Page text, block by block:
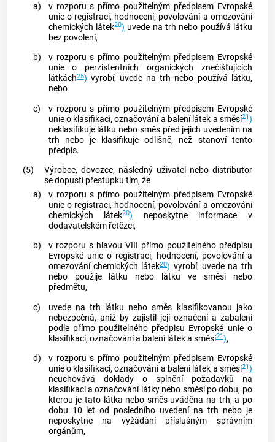
a)
v rozporu s přímo použitelným předpisem Evropské
unie o registraci, hodnocení, povolování a omezování
chemických látek20) uvede na trh nebo používá látku
bez povolení,
b)
v rozporu s přímo použitelným předpisem Evropské
unie o perzistentních organických znečišťujících
látkách25) vyrobí, uvede na trh nebo používá látku,
nebo
c)
v rozporu s přímo použitelným předpisem Evropské
unie o klasifikaci, označování a balení látek a směsí21)
neklasifikuje látku nebo směs před jejich uvedením na
trh nebo je klasifikuje odlišně, než stanoví tento
předpis.
(5)
Výrobce, dovozce, následný uživatel nebo distributor
se dopustí přestupku tím, že
a)
v rozporu s přímo použitelným předpisem Evropské
unie o registraci, hodnocení, povolování a omezování
chemických látek20) neposkytne informace v
dodavatelském řetězci,
b)
v rozporu s hlavou VIII přímo použitelného předpisu
Evropské unie o registraci, hodnocení, povolování a
omezování chemických látek20) vyrobí, uvede na trh
nebo použije látku nebo látku ve směsi nebo
předmětu,
c)
uvede na trh látku nebo směs klasifikovanou jako
nebezpečná, aniž by zajistil její označení a zabalení
podle přímo použitelného předpisu Evropské unie o
klasifikaci, označování a balení látek a směsí21),
d)
v rozporu s přímo použitelným předpisem Evropské
unie o klasifikaci, označování a balení látek a směsí21)
neuchovává doklady o splnění požadavků na
klasifikaci a označování látky nebo směsi po dobu, po
kterou je tato látka nebo směs uváděna na trh, a po
dobu 10 let od posledního uvedení na trh nebo je
neposkytne na vyžádání příslušným správním
orgánům,